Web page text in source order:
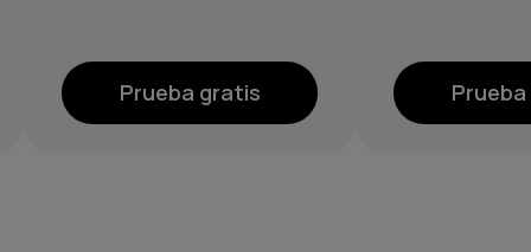
Prueba gratis